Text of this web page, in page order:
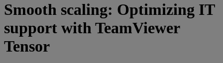
Smooth scaling: Optimizing IT
support with TeamViewer
Tensor